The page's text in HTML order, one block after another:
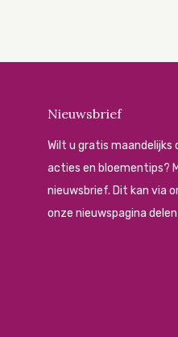
Nieuwsbrief
Wilt u gratis maandelijks
acties en bloementips?
nieuwsbrief. Dit kan via
onzenieuwspagina